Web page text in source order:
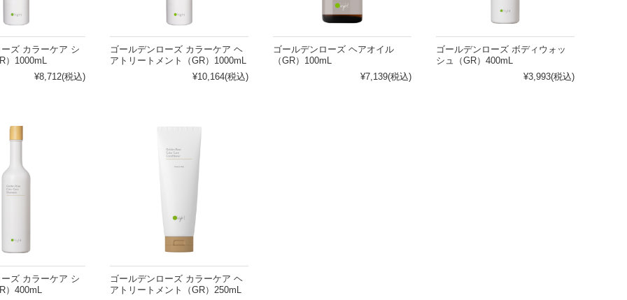
サつき
頭皮の悩みから探す
乾燥
フケ・かゆみ
敏感肌
ズ カラーケア シ
）1000mL
¥8,712(税込)
ゴールデンローズ カラーケア ヘ
アトリートメント（GR）1000mL
¥10,164(税込)
ゴールデンローズ ヘアオイル
（GR）100mL
¥7,139(税込)
ゴールデンローズ ボディウォッ
シュ（GR）400mL
¥3,993(税込)
ズ カラーケア シ
）400mL
ゴールデンローズ カラーケア ヘ
アトリートメント（GR）250mL